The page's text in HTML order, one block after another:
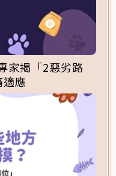
家揭「2惡劣路
應